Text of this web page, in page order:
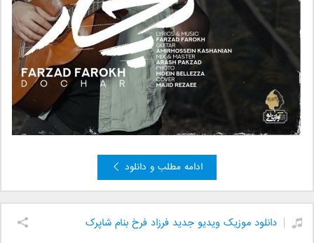
ادامه مطلب و دانلود
دانلود موزیک ویدیو جدید فرزاد فرخ بنام شاپرک